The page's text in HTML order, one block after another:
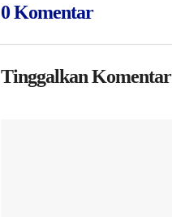
0 Komentar
Tinggalkan Komentar